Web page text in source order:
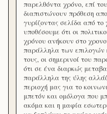
παρελθόντα χρόνο, επί
διαπιστώνουν πρόθεση
γυρίζοντας σελίδα από
υποθέσουμε ότι οι
χρόνου ανήκουν στο
παράλληλα των επιλογών
τους, οι σημερινοί του
ότι σε ένα διαρκώς
παράλληλα της ύλης
περιοχή μας για το
μπετόν και ομόλογα που
ακόμα και η μαφία